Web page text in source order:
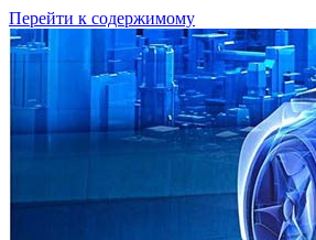
Перейти к содержимому